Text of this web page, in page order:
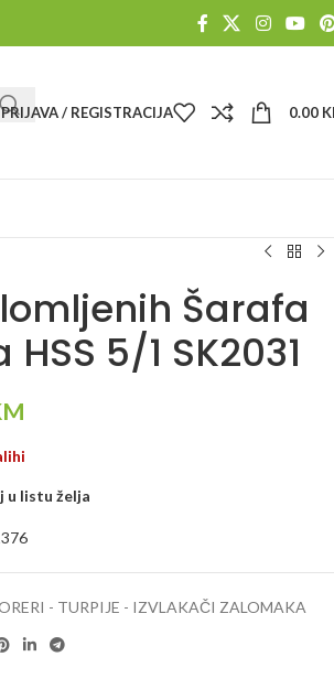
PRIJAVA / REGISTRACIJA 0.00
Šarafa
5/1 SK2031
u listu želja
- TURPIJE - IZVLAKAČI ZALOMAKA